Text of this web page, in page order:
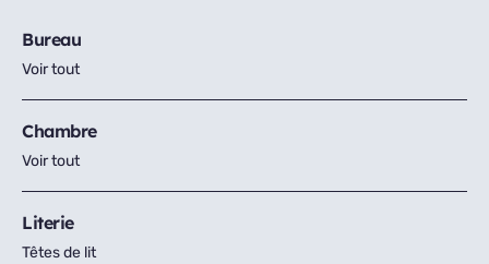
Bureau
Voir tout
Chambre
Voir tout
Literie
Têtes de lit